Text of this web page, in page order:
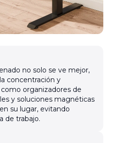
no solo se ve mejor,
concentración y
organizadores de
y soluciones magnéticas
su lugar, evitando
de trabajo.